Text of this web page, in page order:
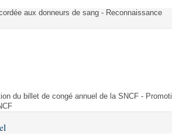
aux donneurs de sang - Reconnaissance
du billet de congé annuel de la SNCF -